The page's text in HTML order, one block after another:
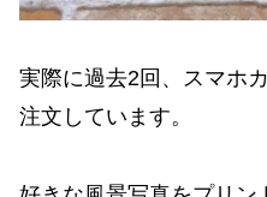
実際に過去2回、スマホ
注文しています。